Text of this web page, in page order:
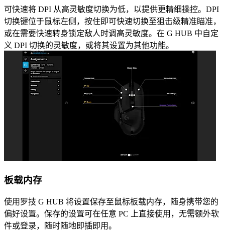
可快速将 DPI 从高灵敏度切换为低，以提供更精细操控。DPI
切换键位于鼠标左侧，按住即可快速切换至狙击级精准瞄准，
或在需要快速转身锁定敌人时调高灵敏度。在 G HUB 中自定
义 DPI 切换的灵敏度，或将其设置为其他功能。
板载内存
使用罗技 G HUB 将设置保存至鼠标板载内存，随身携带您的
偏好设置。保存的设置可在任意 PC 上直接使用，无需额外软
件或登录，随时随地即插即用。